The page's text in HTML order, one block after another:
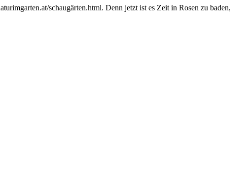
schaugärten.html. Denn jetzt ist es Zeit in Rosen zu baden,